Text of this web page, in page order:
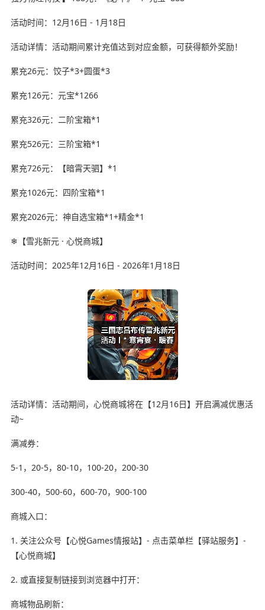
活动时间：12月16日 - 1月18日
活动详情：活动期间累计充值达到对应金额，可获得额外奖励！
累充26元：饺子*3+圆蛋*3
累充126元：元宝*1266
累充326元：二阶宝箱*1
累充526元：三阶宝箱*1
累充726元：【暗霄天驷】*1
累充1026元：四阶宝箱*1
累充2026元：神自选宝箱*1+精金*1
❄【雪兆新元 · 心悦商城】
活动时间：2025年12月16日 - 2026年1月18日
活动详情：活动期间，心悦商城将在【12月16日】开启满减优惠活
动~
满减券：
5-1，20-5，80-10，100-20，200-30
300-40，500-60，600-70，900-100
商城入口：
1. 关注公众号【心悦Games情报站】- 点击菜单栏【驿站服务】-
【心悦商城】
2. 或直接复制链接到浏览器中打开：
商城物品刷新：